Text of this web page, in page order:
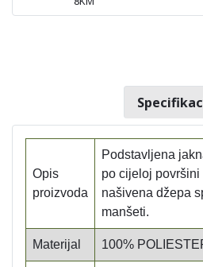
Opis
proizvoda
Podstavljena
po cijeloj
našivena džepa
manšeti.
Materijal 100%